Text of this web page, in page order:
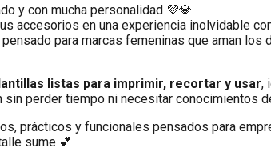
y con mucha personalidad 💜💎
accesorios en una experiencia inolvidable
pensado para marcas femeninas que aman
listas para imprimir, recortar y usar,
sin perder tiempo ni necesitar conocimientos
prácticos y funcionales pensados para
sume 💕